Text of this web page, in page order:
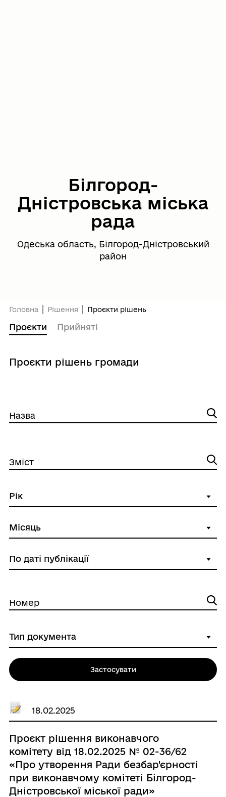
Білгород-
Дністровська міська
рада
Одеська область, Білгород-Дністровський
район
Головна Рішення Проєкти рішень
Проєкти Прийняті
Проєкти рішень громади
18.02.2025
Проєкт рішення виконавчого
комітету від 18.02.2025 № 02-36/62
«Про утворення Ради безбар'єрності
при виконавчому комітеті Білгород-
Дністровської міської ради»
Назва
Зміст
Номер
Застосувати